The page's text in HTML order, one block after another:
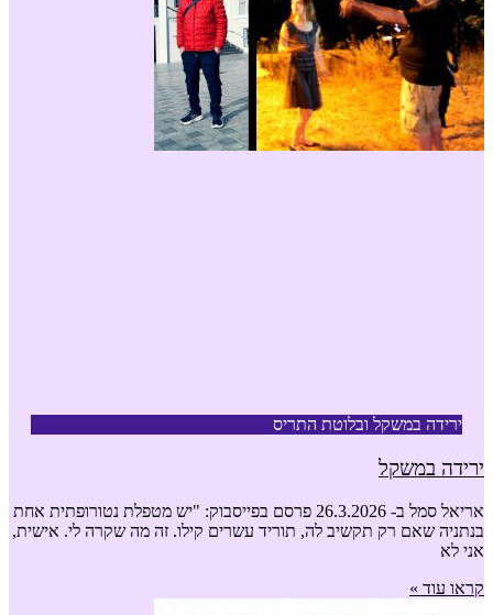
ירידה במשקל ובלוטת התריס
ירידה במשקל
אריאל סמל ב- 26.3.2026 פרסם בפייסבוק: "יש מטפלת נטורופתית אחת
בנתניה שאם רק תקשיב לה, תוריד עשרים קילו. זה מה שקרה לי. אישית,
אני לא
קראו עוד »